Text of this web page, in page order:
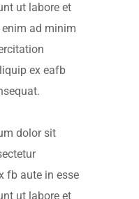
ut labore et
ad minim
ex eafb
dolor sit
fb aute in esse
ut labore et